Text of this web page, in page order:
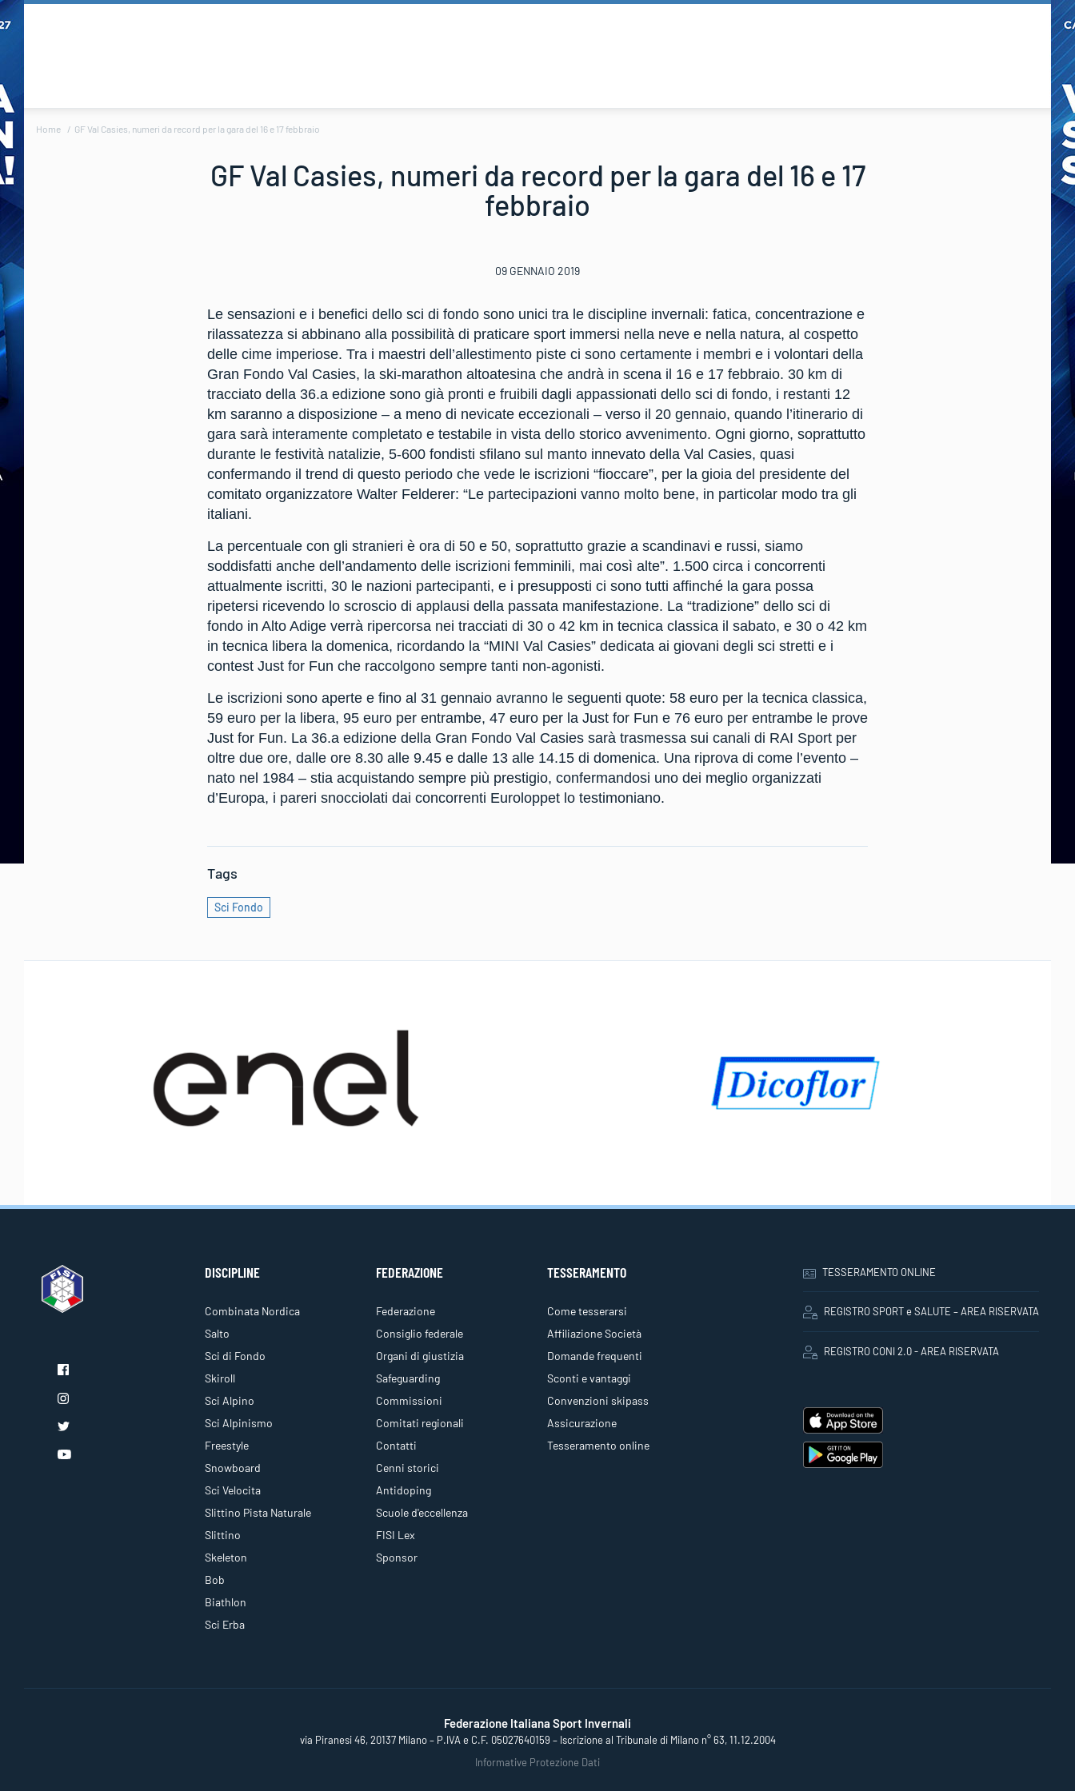
Home GF Val Casies, numeri da record per la gara del 16 e 17 febbraio
GF Val Casies, numeri da record per la gara del 16 e 17
febbraio
09 GENNAIO 2019
Le sensazioni e i benefici dello sci di fondo sono unici tra le discipline invernali: fatica, concentrazione e
rilassatezza si abbinano alla possibilità di praticare sport immersi nella neve e nella natura, al cospetto
delle cime imperiose. Tra i maestri dell’allestimento piste ci sono certamente i membri e i volontari della
Gran Fondo Val Casies, la ski-marathon altoatesina che andrà in scena il 16 e 17 febbraio. 30 km di
tracciato della 36.a edizione sono già pronti e fruibili dagli appassionati dello sci di fondo, i restanti 12
km saranno a disposizione – a meno di nevicate eccezionali – verso il 20 gennaio, quando l’itinerario di
gara sarà interamente completato e testabile in vista dello storico avvenimento. Ogni giorno, soprattutto
durante le festività natalizie, 5-600 fondisti sfilano sul manto innevato della Val Casies, quasi
confermando il trend di questo periodo che vede le iscrizioni “fioccare”, per la gioia del presidente del
comitato organizzatore Walter Felderer: “Le partecipazioni vanno molto bene, in particolar modo tra gli
italiani.
La percentuale con gli stranieri è ora di 50 e 50, soprattutto grazie a scandinavi e russi, siamo
soddisfatti anche dell’andamento delle iscrizioni femminili, mai così alte”. 1.500 circa i concorrenti
attualmente iscritti, 30 le nazioni partecipanti, e i presupposti ci sono tutti affinché la gara possa
ripetersi ricevendo lo scroscio di applausi della passata manifestazione. La “tradizione” dello sci di
fondo in Alto Adige verrà ripercorsa nei tracciati di 30 o 42 km in tecnica classica il sabato, e 30 o 42 km
in tecnica libera la domenica, ricordando la “MINI Val Casies” dedicata ai giovani degli sci stretti e i
contest Just for Fun che raccolgono sempre tanti non-agonisti.
Le iscrizioni sono aperte e fino al 31 gennaio avranno le seguenti quote: 58 euro per la tecnica classica,
59 euro per la libera, 95 euro per entrambe, 47 euro per la Just for Fun e 76 euro per entrambe le prove
Just for Fun. La 36.a edizione della Gran Fondo Val Casies sarà trasmessa sui canali di RAI Sport per
oltre due ore, dalle ore 8.30 alle 9.45 e dalle 13 alle 14.15 di domenica. Una riprova di come l’evento –
nato nel 1984 – stia acquistando sempre più prestigio, confermandosi uno dei meglio organizzati
d’Europa, i pareri snocciolati dai concorrenti Euroloppet lo testimoniano.
Tags
Sci Fondo
DISCIPLINE
Combinata Nordica
Salto
Sci di Fondo
Skiroll
Sci Alpino
Sci Alpinismo
Freestyle
Snowboard
Sci Velocita
Slittino Pista Naturale
Slittino
Skeleton
Bob
Biathlon
Sci Erba
FEDERAZIONE
Federazione
Consiglio federale
Organi di giustizia
Safeguarding
Commissioni
Comitati regionali
Contatti
Cenni storici
Antidoping
Scuole d'eccellenza
FISI Lex
Sponsor
TESSERAMENTO
Come tesserarsi
Affiliazione Società
Domande frequenti
Sconti e vantaggi
Convenzioni skipass
Assicurazione
Tesseramento online
TESSERAMENTO ONLINE
REGISTRO SPORT e SALUTE – AREA RISERVATA
REGISTRO CONI 2.0 - AREA RISERVATA
Federazione Italiana Sport Invernali
via Piranesi 46, 20137 Milano – P.IVA e C.F. 05027640159 – Iscrizione al Tribunale di Milano n° 63, 11.12.2004
Informative Protezione Dati